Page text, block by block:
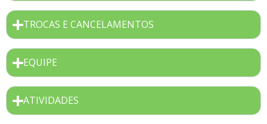
TROCAS E CANCELAMENTOS
EQUIPE
ATIVIDADES